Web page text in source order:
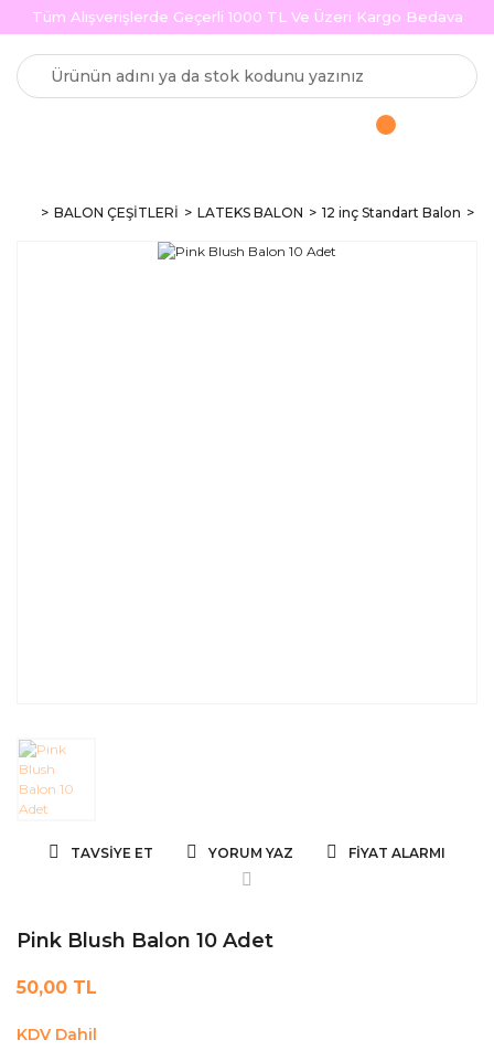
Tüm Alışverişlerde Geçerli 1000 TL Ve Üzeri Kargo Bedava
BALON ÇEŞİTLERİ LATEKS BALON 12 inç Standart Balon
TAVSIYE ET YORUM YAZ FIYAT ALARMI
Pink Blush Balon 10 Adet
50,00 TL
KDV Dahil